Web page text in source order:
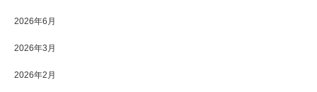
2026年6月
2026年3月
2026年2月